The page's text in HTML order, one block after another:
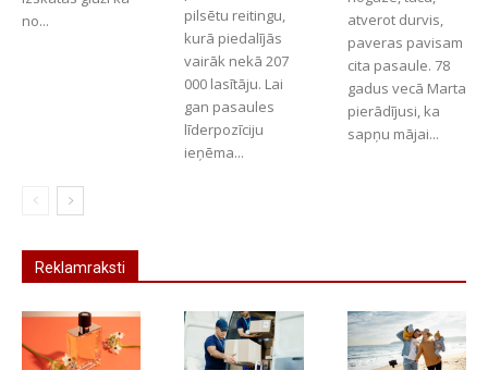
no...
pilsētu reitingu,
kurā piedalījās
vairāk nekā 207
000 lasītāju. Lai
gan pasaules
līderpozīciju
ieņēma...
atverot durvis,
paveras pavisam
cita pasaule. 78
gadus vecā Marta
pierādījusi, ka
sapņu mājai...
Reklamraksti